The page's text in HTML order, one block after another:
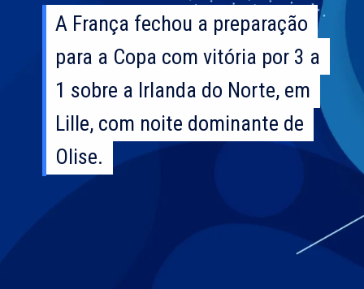
A França fechou a preparação
para a Copa com vitória por 3 a
1 sobre a Irlanda do Norte, em
Lille, com noite dominante de
Olise.
A França fechou a preparação
para a Copa com vitória por 3 a
1 sobre a Irlanda do Norte, em
Lille, com noite dominante de
Olise.